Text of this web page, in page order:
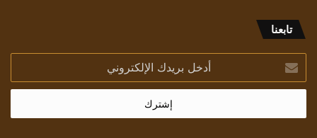
تابعنا
بريدك
الإلكتروني